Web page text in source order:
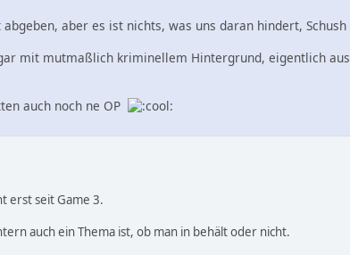
aber es ist nichts, was uns daran hindert,
mit mutmaßlich kriminellem Hintergrund, eigentlich
auch noch ne OP
erst seit Game 3.
auch ein Thema ist, ob man in behält oder nicht.